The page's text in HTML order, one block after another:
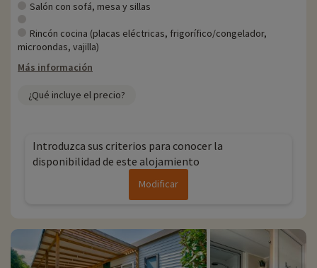
cerca de los alojamientos: zoo, acuario, etc. Si ya hemos negociado
actividades, se pueden reservar con descuento directamente en
línea una vez elegido el alojamiento, ¡y puede descubrirlas
haciendo
Salón con sofá, mesa y sillas
Rincón cocina (placas eléctricas, frigorífico/congelador,
microondas, vajilla)
Más información
¿Qué incluye el precio?
Introduzca sus criterios para conocer la
disponibilidad de este alojamiento
Modificar